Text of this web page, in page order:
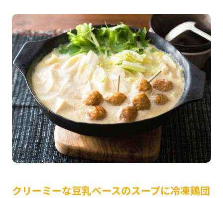
クリーミーな豆乳ベースのスープに冷凍鶏団